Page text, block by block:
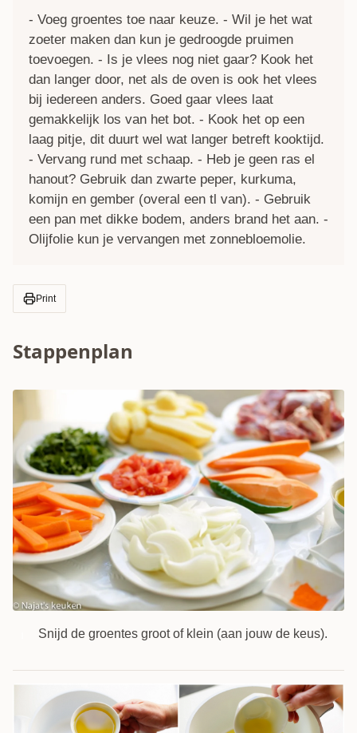
- Voeg groentes toe naar keuze. - Wil je het wat
zoeter maken dan kun je gedroogde pruimen
toevoegen. - Is je vlees nog niet gaar? Kook het
dan langer door, net als de oven is ook het vlees
bij iedereen anders. Goed gaar vlees laat
gemakkelijk los van het bot. - Kook het op een
laag pitje, dit duurt wel wat langer betreft kooktijd.
- Vervang rund met schaap. - Heb je geen ras el
hanout? Gebruik dan zwarte peper, kurkuma,
komijn en gember (overal een tl van). - Gebruik
een pan met dikke bodem, anders brand het aan. -
Olijfolie kun je vervangen met zonnebloemolie.
Print
Stappenplan
Snijd de groentes groot of klein (aan jouw de keus).